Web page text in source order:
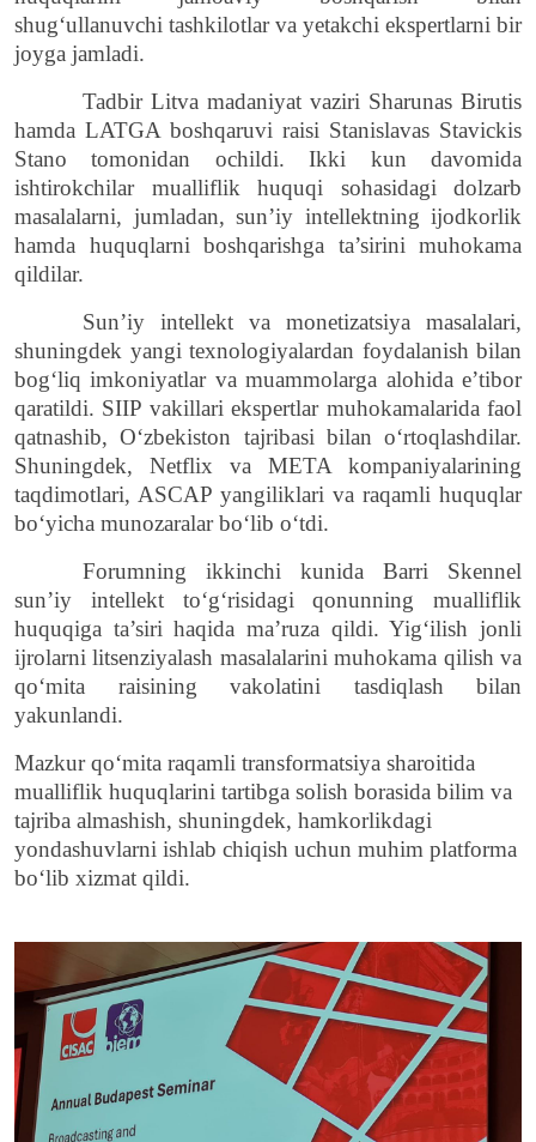
shug‘ullanuvchi tashkilotlar va yetakchi ekspertlarni bir
joyga jamladi.
Tadbir Litva madaniyat vaziri Sharunas Birutis
hamda LATGA boshqaruvi raisi Stanislavas Stavickis
Stano tomonidan ochildi. Ikki kun davomida
ishtirokchilar mualliflik huquqi sohasidagi dolzarb
masalalarni, jumladan, sun’iy intellektning ijodkorlik
hamda huquqlarni boshqarishga ta’sirini muhokama
qildilar.
Sun’iy intellekt va monetizatsiya masalalari,
shuningdek yangi texnologiyalardan foydalanish bilan
bog‘liq imkoniyatlar va muammolarga alohida e’tibor
qaratildi. SIIP vakillari ekspertlar muhokamalarida faol
qatnashib, O‘zbekiston tajribasi bilan o‘rtoqlashdilar.
Shuningdek, Netflix va META kompaniyalarining
taqdimotlari, ASCAP yangiliklari va raqamli huquqlar
bo‘yicha munozaralar bo‘lib o‘tdi.
Forumning ikkinchi kunida Barri Skennel
sun’iy intellekt to‘g‘risidagi qonunning mualliflik
huquqiga ta’siri haqida ma’ruza qildi. Yig‘ilish jonli
ijrolarni litsenziyalash masalalarini muhokama qilish va
qo‘mita raisining vakolatini tasdiqlash bilan
yakunlandi.
Mazkur qo‘mita raqamli transformatsiya sharoitida
mualliflik huquqlarini tartibga solish borasida bilim va
tajriba almashish, shuningdek, hamkorlikdagi
yondashuvlarni ishlab chiqish uchun muhim platforma
bo‘lib xizmat qildi.